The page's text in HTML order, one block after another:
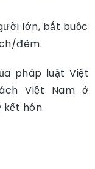
lớn, bắt buộc
đêm.
pháp luật Việt
Việt Nam ở
hôn.